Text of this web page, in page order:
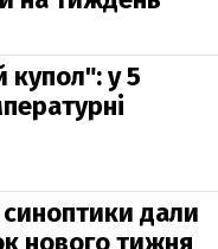
купол": у 5
дали
нового тижня